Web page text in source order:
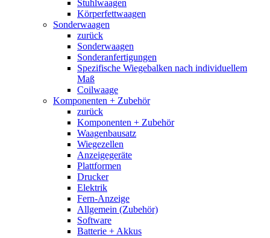
Stuhlwaagen
Körperfettwaagen
Sonderwaagen
zurück
Sonderwaagen
Sonderanfertigungen
Spezifische Wiegebalken nach individuellem
Maß
Coilwaage
Komponenten + Zubehör
zurück
Komponenten + Zubehör
Waagenbausatz
Wiegezellen
Anzeigegeräte
Plattformen
Drucker
Elektrik
Fern-Anzeige
Allgemein (Zubehör)
Software
Batterie + Akkus